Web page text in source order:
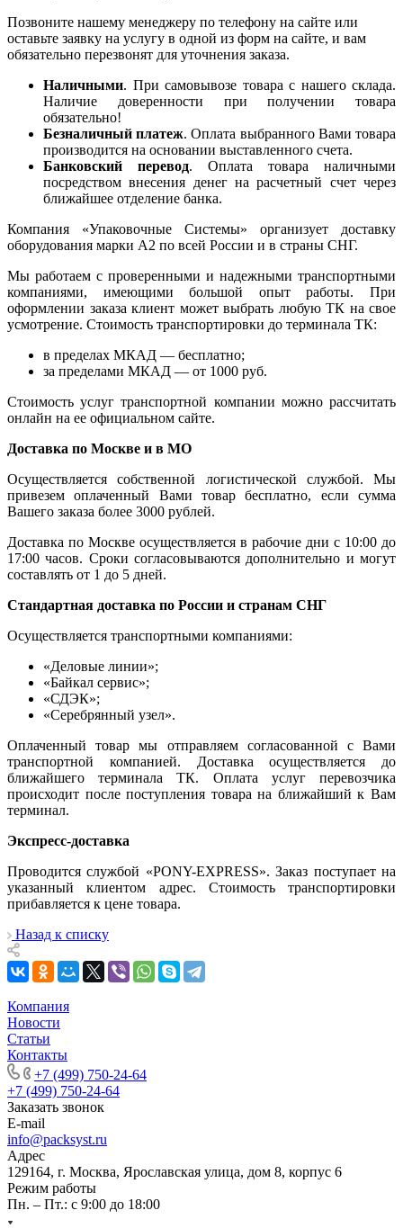
Позвоните нашему менеджеру по телефону на сайте или
оставьте заявку на услугу в одной из форм на сайте, и вам
обязательно перезвонят для уточнения заказа.
Наличными. При самовывозе товара с нашего склада.
Наличие доверенности при получении товара
обязательно!
Безналичный платеж. Оплата выбранного Вами товара
производится на основании выставленного счета.
Банковский перевод. Оплата товара наличными
посредством внесения денег на расчетный счет через
ближайшее отделение банка.
Компания «Упаковочные Системы» организует доставку
оборудования марки А2 по всей России и в страны СНГ.
Мы работаем с проверенными и надежными транспортными
компаниями, имеющими большой опыт работы. При
оформлении заказа клиент может выбрать любую ТК на свое
усмотрение. Стоимость транспортировки до терминала ТК:
в пределах МКАД — бесплатно;
за пределами МКАД — от 1000 руб.
Стоимость услуг транспортной компании можно рассчитать
онлайн на ее официальном сайте.
Доставка по Москве и в МО
Осуществляется собственной логистической службой. Мы
привезем оплаченный Вами товар бесплатно, если сумма
Вашего заказа более 3000 рублей.
Доставка по Москве осуществляется в рабочие дни с 10:00 до
17:00 часов. Сроки согласовываются дополнительно и могут
составлять от 1 до 5 дней.
Стандартная доставка по России и странам СНГ
Осуществляется транспортными компаниями:
«Деловые линии»;
«Байкал сервис»;
«СДЭК»;
«Серебрянный узел».
Оплаченный товар мы отправляем согласованной с Вами
транспортной компанией. Доставка осуществляется до
ближайшего терминала ТК. Оплата услуг перевозчика
происходит после поступления товара на ближайший к Вам
терминал.
Экспресс-доставка
Проводится службой «PONY-EXPRESS». Заказ поступает на
указанный клиентом адрес. Стоимость транспортировки
прибавляется к цене товара.
Назад к списку
Компания
Новости
Статьи
Контакты
+7 (499) 750-24-64
+7 (499) 750-24-64
Заказать звонок
E-mail
info@packsyst.ru
Адрес
129164, г. Москва, Ярославская улица, дом 8, корпус 6
Режим работы
Пн. – Пт.: с 9:00 до 18:00